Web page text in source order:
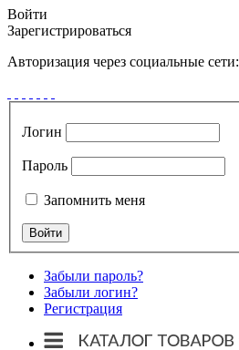
Войти
Зарегистрироваться
Авторизация через социальные сети:
Логин
Пароль
Запомнить меня
Забыли пароль?
Забыли логин?
Регистрация